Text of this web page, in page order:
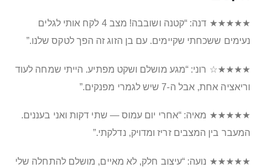
★★★★★ דנה: “קטנה ושובבה! מצב 4 לקח אותי לגלים
נעימים ששכחתי שקיימים. עם בן הזוג זה הפך לטקס שלנו.”
★★★★☆ רוני: “מגע מושלם ושקט מפתיע. הייתי שמחה לעוד
וריאציה אחת, אבל ה-7 שיש לגמרי מפנקים.”
★★★★★ מאיה: “אחרי יום עמוס — שתי דקות ואני בעננים.
המעבר בין המצבים זריז ומדויק, נדלקתי.”
★★★★★ נועה: “עיצוב חלק, לא מאיים, מושלם להתחלה שלי